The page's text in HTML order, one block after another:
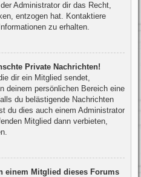
Administrator dir das Recht,
entzogen hat. Kontaktiere
zu erhalten.
Private Nachrichten!
dir ein Mitglied sendet,
deinem persönlichen Bereich eine
du belästigende Nachrichten
du dies auch einem Administrator
Mitglied dann verbieten,
einem Mitglied dieses Forums